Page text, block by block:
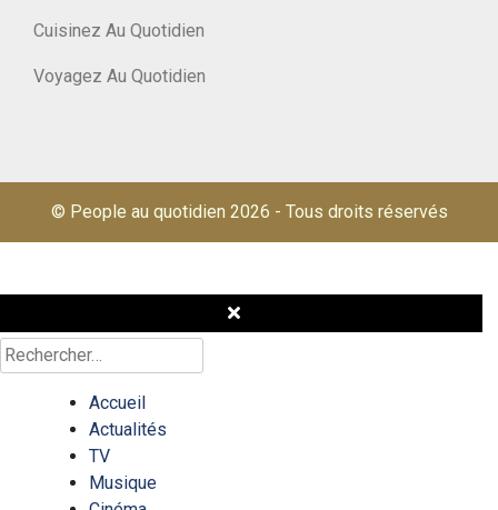
Cuisinez Au Quotidien
Voyagez Au Quotidien
© People au quotidien 2026 - Tous droits réservés
Rechercher :
Accueil
Actualités
TV
Musique